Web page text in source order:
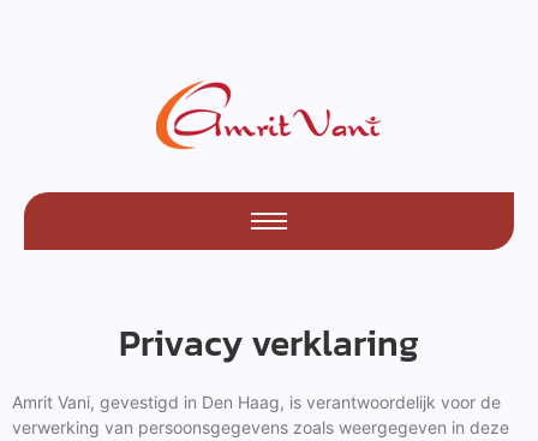
Privacy verklaring
Amrit Vani, gevestigd in Den Haag, is verantwoordelijk voor de
verwerking van persoonsgegevens zoals weergegeven in deze